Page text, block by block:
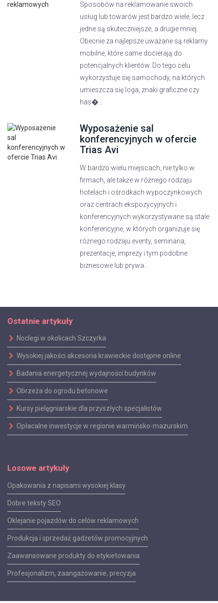
Sposobów na reklamowanie swoich
usług lub towarów jest bardzo wiele, lecz
jedne są skuteczniejsze, a drugie mniej.
Obecnie za najlepsze uważane są reklamy
mobilne, które same docierają do
potencjalnych klientów. Do tego celu
wykorzystuje się samochody, na których
umieszcza się loga, znaki graficzne czy
has�...
Wyposażenie sal
konferencyjnych w ofercie
Trias Avi
W bardzo wielu miejscach, nie tylko w
firmach, ale także w różnego rodzaju
hotelach i ośrodkach wypoczynkowych
oraz centrach ekspozycyjnych i
konferencyjnych wykorzystywane są stale
konferencyjne, w których organizuje się
różnego rodzaju eventy, seminaria,
prezentacje, imprezy i tym podobne
biznesowe lub prywa...
Ostatnie artykuły
Noclegi w okolicach Szczyrka
Wysokiej jakości akcesoria krawieckie dostępne online
Badania energetycznej wydajności budynków
Obrzeża do ogrodu betonowe
Kursy pielęgniarskie dla przyszłych specjalistów
Opłacalne inwestycje w regionie warmińsko-mazurskim
Losowe artykuły
Opakowania z napisami wysokiej klasy
Dobre teksty SEO
Oklejanie pojazdów do celów reklamowych
Produkcja i sprzedaż gadżetów promocyjnych
Zaawansowane produkty do etykietowania
Profesjonalizm, zaangażowanie, precyzja